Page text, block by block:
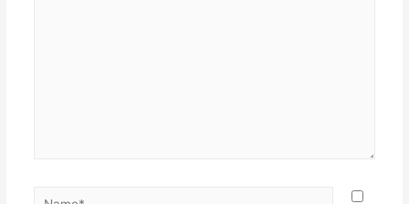
Name*